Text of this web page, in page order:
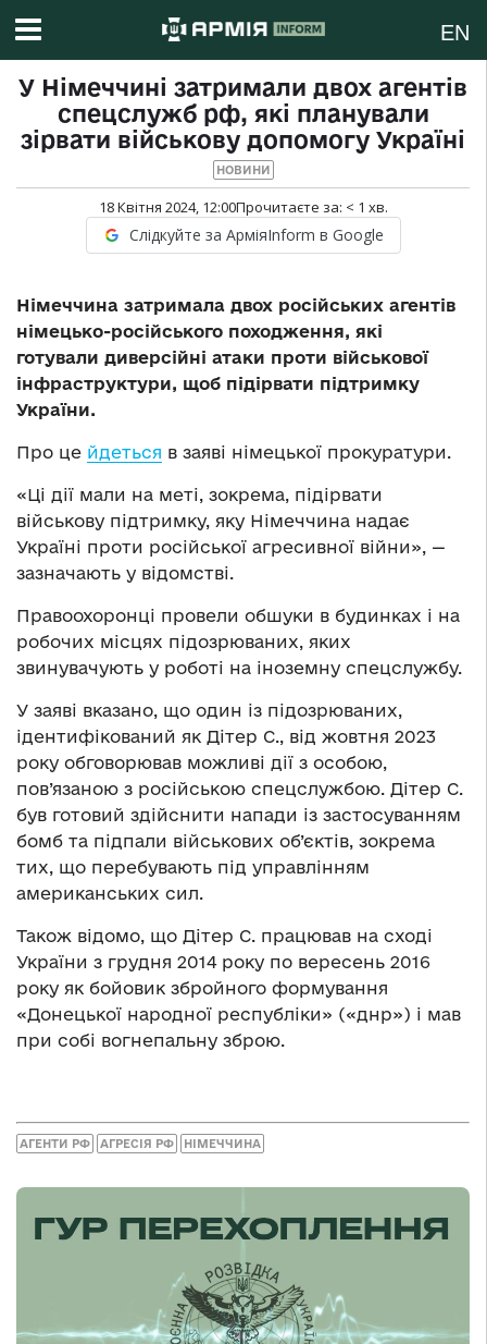
EN
У Німеччині затримали двох агентів
спецслужб рф, які планували
зірвати військову допомогу Україні
НОВИНИ
18 Квітня 2024, 12:00Прочитаєте за: < 1 хв.
Слідкуйте за АрміяInform в Google
Німеччина затримала двох російських агентів
німецько-російського походження, які
готували диверсійні атаки проти військової
інфраструктури, щоб підірвати підтримку
України.
Про це йдеться в заяві німецької прокуратури.
«Ці дії мали на меті, зокрема, підірвати
військову підтримку, яку Німеччина надає
Україні проти російської агресивної війни», —
зазначають у відомстві.
Правоохоронці провели обшуки в будинках і на
робочих місцях підозрюваних, яких
звинувачують у роботі на іноземну спецслужбу.
У заяві вказано, що один із підозрюваних,
ідентифікований як Дітер С., від жовтня 2023
року обговорював можливі дії з особою,
пов’язаною з російською спецслужбою. Дітер С.
був готовий здійснити напади із застосуванням
бомб та підпали військових об’єктів, зокрема
тих, що перебувають під управлінням
американських сил.
Також відомо, що Дітер С. працював на сході
України з грудня 2014 року по вересень 2016
року як бойовик збройного формування
«Донецької народної республіки» («днр») і мав
при собі вогнепальну зброю.
АГЕНТИ РФ АГРЕСІЯ РФ НІМЕЧЧИНА